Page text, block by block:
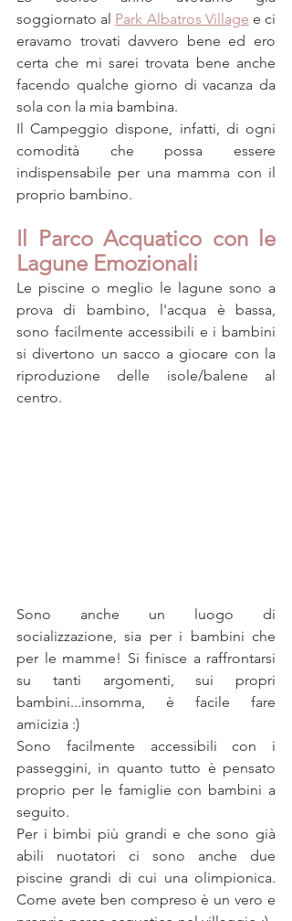
soggiornato al Park Albatros Village e ci
eravamo trovati davvero bene ed ero
certa che mi sarei trovata bene anche
facendo qualche giorno di vacanza da
sola con la mia bambina.
Il Campeggio dispone, infatti, di ogni
comodità che possa essere
indispensabile per una mamma con il
proprio bambino.
Il Parco Acquatico con le
Lagune Emozionali
Le piscine o meglio le lagune sono a
prova di bambino, l'acqua è bassa,
sono facilmente accessibili e i bambini
si divertono un sacco a giocare con la
riproduzione delle isole/balene al
centro.
Sono anche un luogo di
socializzazione, sia per i bambini che
per le mamme! Si finisce a raffrontarsi
su tanti argomenti, sui propri
bambini...insomma, è facile fare
amicizia :)
Sono facilmente accessibili con i
passeggini, in quanto tutto è pensato
proprio per le famiglie con bambini a
seguito.
Per i bimbi più grandi e che sono già
abili nuotatori ci sono anche due
piscine grandi di cui una olimpionica.
Come avete ben compreso è un vero e